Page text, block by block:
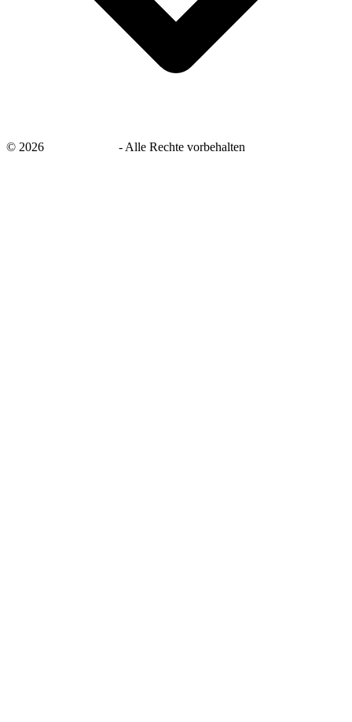
© 2026 - Alle Rechte vorbehalten